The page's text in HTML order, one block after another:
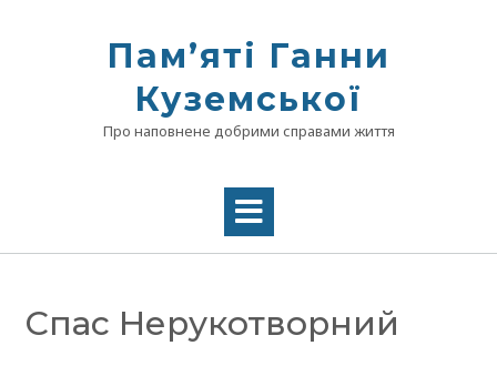
Памʼяті Ганни
Куземської
Про наповнене добрими справами життя
Спас Нерукотворний